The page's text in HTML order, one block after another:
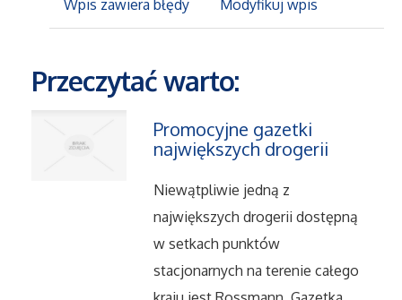
Narzędzia
Przemysł Metalowy
Przeprowadzki
Transport
Części Samochodowe
Wpis zawiera błędy Modyfikuj wpis
Przeczytać warto:
Promocyjne gazetki
największych drogerii
Niewątpliwie jedną z
największych drogerii dostępną
w setkach punktów
stacjonarnych na terenie całego